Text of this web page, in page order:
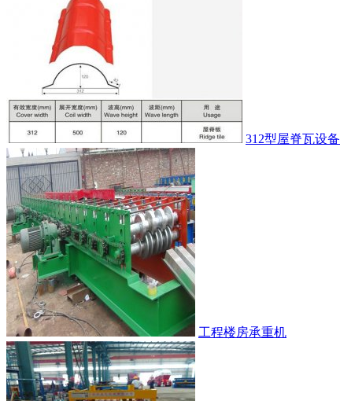
312型屋脊瓦设备
工程楼房承重机